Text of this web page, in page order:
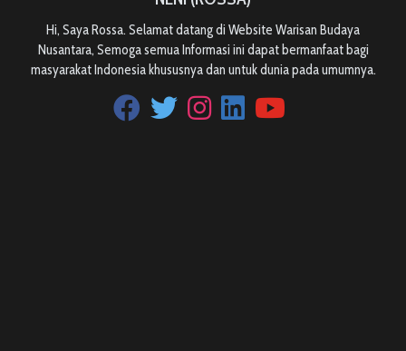
Hi, Saya Rossa. Selamat datang di Website Warisan Budaya
Nusantara, Semoga semua Informasi ini dapat bermanfaat bagi
masyarakat Indonesia khususnya dan untuk dunia pada umumnya.